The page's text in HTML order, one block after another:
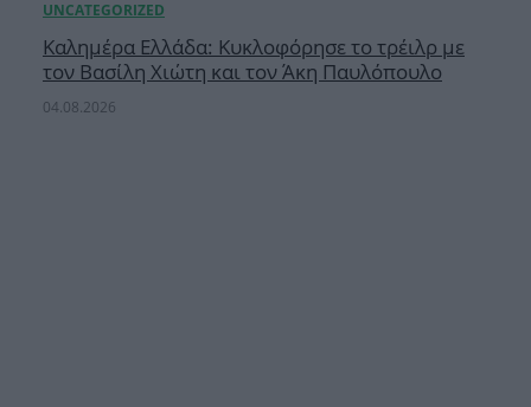
Καλημέρα Ελλάδα: Κυκλοφόρησε το τρέιλρ με
τον Βασίλη Χιώτη και τον Άκη Παυλόπουλο
04.08.2026